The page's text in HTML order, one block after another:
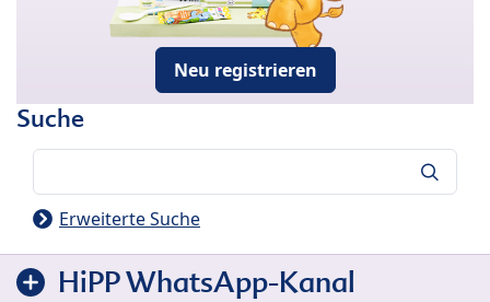
Neu registrieren
Suche
Erweiterte Suche
HiPP WhatsApp-Kanal